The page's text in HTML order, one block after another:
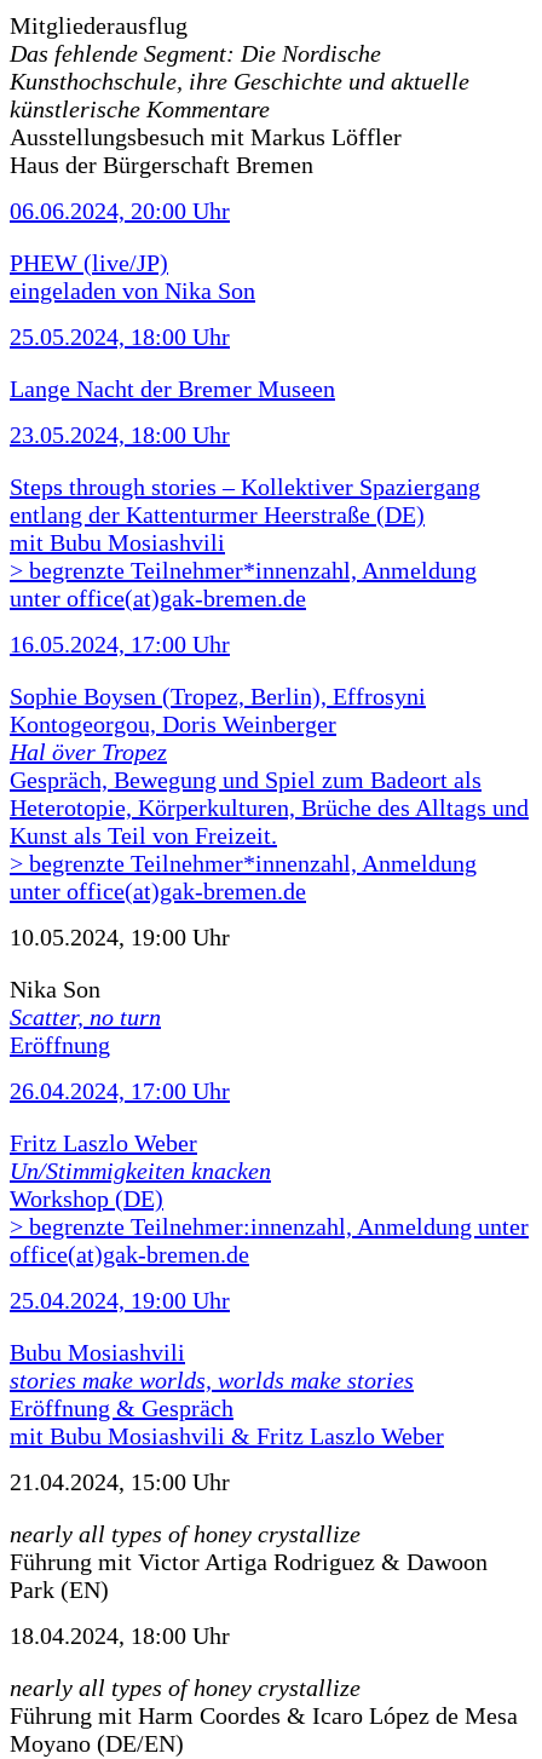
Mitgliederausflug
Das fehlende Segment: Die Nordische
Kunsthochschule, ihre Geschichte und aktuelle
künstlerische Kommentare
Ausstellungsbesuch mit Markus Löffler
Haus der Bürgerschaft Bremen
06.06.2024, 20:00 Uhr
PHEW (live/JP)
eingeladen von Nika Son
25.05.2024, 18:00 Uhr
Lange Nacht der Bremer Museen
23.05.2024, 18:00 Uhr
Steps through stories – Kollektiver Spaziergang
entlang der Kattenturmer Heerstraße (DE)
mit Bubu Mosiashvili
> begrenzte Teilnehmer*innenzahl, Anmeldung
unter office(at)gak-bremen.de
16.05.2024, 17:00 Uhr
Sophie Boysen (Tropez, Berlin), Effrosyni
Kontogeorgou, Doris Weinberger
Hal över Tropez
Gespräch, Bewegung und Spiel zum Badeort als
Heterotopie, Körperkulturen, Brüche des Alltags und
Kunst als Teil von Freizeit.
> begrenzte Teilnehmer*innenzahl, Anmeldung
unter office(at)gak-bremen.de
10.05.2024, 19:00 Uhr
Nika Son
Scatter, no turn
Eröffnung
26.04.2024, 17:00 Uhr
Fritz Laszlo Weber
Un/Stimmigkeiten knacken
Workshop (DE)
> begrenzte Teilnehmer:innenzahl, Anmeldung unter
office(at)gak-bremen.de
25.04.2024, 19:00 Uhr
Bubu Mosiashvili
stories make worlds, worlds make stories
Eröffnung & Gespräch
mit Bubu Mosiashvili & Fritz Laszlo Weber
21.04.2024, 15:00 Uhr
nearly all types of honey crystallize
Führung mit Victor Artiga Rodriguez & Dawoon
Park (EN)
18.04.2024, 18:00 Uhr
nearly all types of honey crystallize
Führung mit Harm Coordes & Icaro López de Mesa
Moyano (DE/EN)